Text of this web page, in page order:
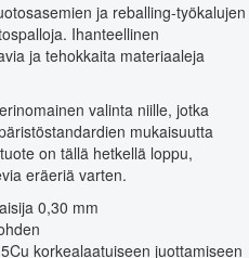
ja reballing-työkalujen
Ihanteellinen
ja tehokkaita materiaaleja
valinta niille, jotka
mukaisuutta
on tällä hetkellä loppu,
eräeriä varten.
0,30 mm
korkealaatuiseen juottamiseen